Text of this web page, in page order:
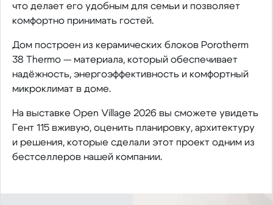
что делает его удобным для семьи и позволяет
комфортно принимать гостей.
Дом построен из керамических блоков Porotherm
38 Thermo — материала, который обеспечивает
надёжность, энергоэффективность и комфортный
микроклимат в доме.
На выставке Open Village 2026 вы сможете увидеть
Гент 115 вживую, оценить планировку, архитектуру
и решения, которые сделали этот проект одним из
бестселлеров нашей компании.